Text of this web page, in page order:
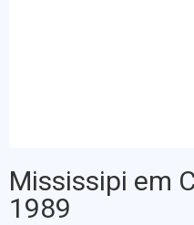
Mississipi em
1989